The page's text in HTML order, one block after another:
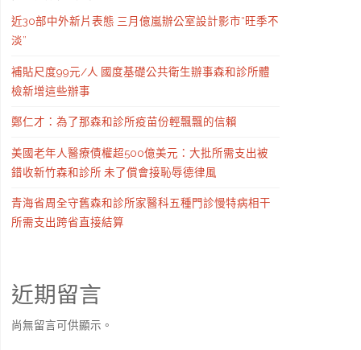
近30部中外新片表態 三月億嵐辦公室設計影市“旺季不
淡”
補貼尺度99元/人 國度基礎公共衛生辦事森和診所體
檢新增這些辦事
鄭仁才：為了那森和診所疫苗份輕飄飄的信賴
美國老年人醫療債權超500億美元：大批所需支出被
錯收新竹森和診所 未了償會接恥辱德律風
青海省周全守舊森和診所家醫科五種門診慢特病相干
所需支出跨省直接結算
近期留言
尚無留言可供顯示。